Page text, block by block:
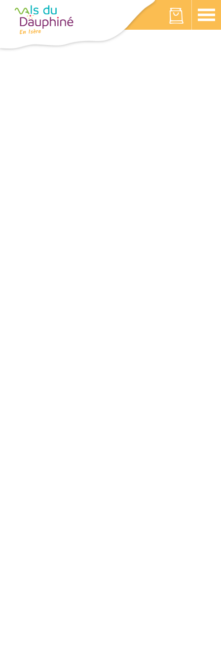
Votre panier est vide
Cookies beheer paneel